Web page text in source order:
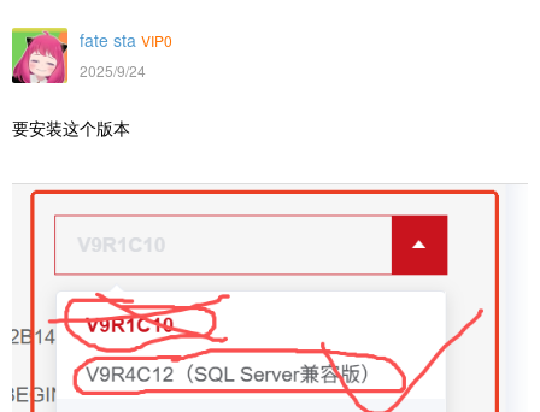
fate sta VIP0
2025/9/24
要安装这个版本